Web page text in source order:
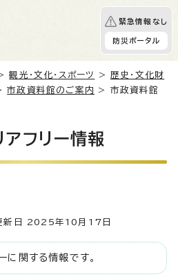
緊急情報なし
防災ポータル
観光・文化・スポーツ >歴史・文化財
市政資料館のご案内
> 市政資料館
フリー情報
日 2025年10月17日
に関する情報です。